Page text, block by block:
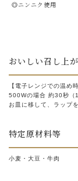
◎ニンニク使用
おいしい召し上
【電子レンジでの温め時
500Wの場合 約30秒（
お皿に移して、ラップ
特定原材料等
小麦・大豆・牛肉